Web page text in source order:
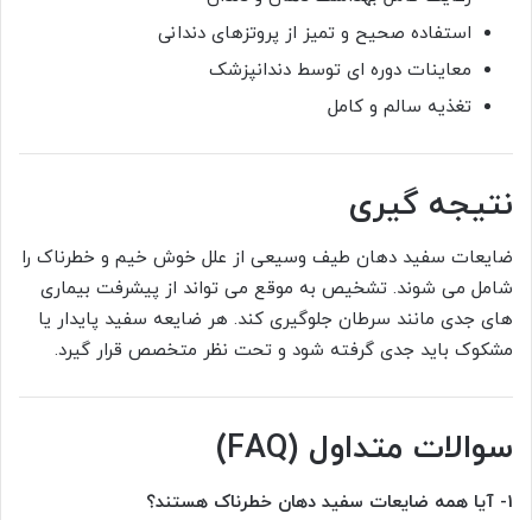
استفاده صحیح و تمیز از پروتزهای دندانی
معاینات دوره ای توسط دندانپزشک
تغذیه سالم و کامل
نتیجه گیری
ضایعات سفید دهان طیف وسیعی از علل خوش خیم و خطرناک را
شامل می شوند. تشخیص به موقع می تواند از پیشرفت بیماری
های جدی مانند سرطان جلوگیری کند. هر ضایعه سفید پایدار یا
مشکوک باید جدی گرفته شود و تحت نظر متخصص قرار گیرد.
سوالات متداول (FAQ)
1- آیا همه ضایعات سفید دهان خطرناک هستند؟